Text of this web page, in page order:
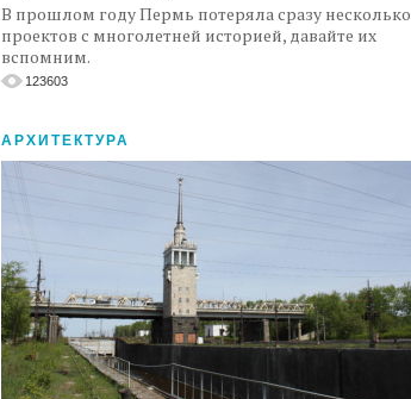
В прошлом году Пермь потеряла сразу несколько
проектов с многолетней историей, давайте их
вспомним.
123603
АРХИТЕКТУРА